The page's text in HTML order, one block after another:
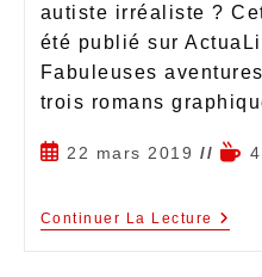
autiste irréaliste ?
été publié sur
Fabuleuses
trois romans
22 mars 2019
Continuer La Lecture